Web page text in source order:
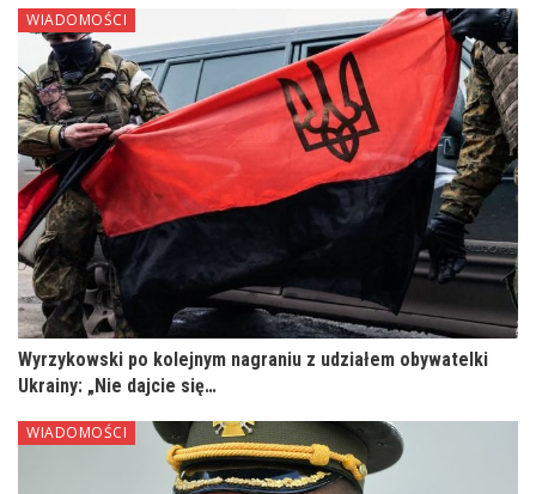
WIADOMOŚCI
Wyrzykowski po kolejnym nagraniu z udziałem obywatelki
Ukrainy: „Nie dajcie się…
WIADOMOŚCI